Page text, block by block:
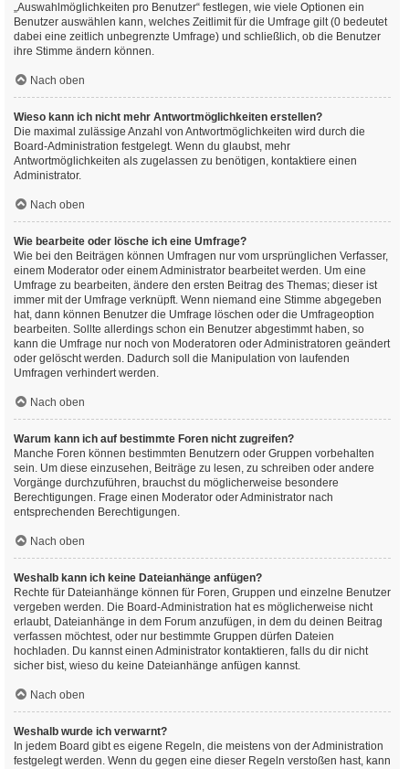
„Auswahlmöglichkeiten pro Benutzer“ festlegen, wie viele Optionen ein
Benutzer auswählen kann, welches Zeitlimit für die Umfrage gilt (0 bedeutet
dabei eine zeitlich unbegrenzte Umfrage) und schließlich, ob die Benutzer
ihre Stimme ändern können.
Nach oben
Wieso kann ich nicht mehr Antwortmöglichkeiten erstellen?
Die maximal zulässige Anzahl von Antwortmöglichkeiten wird durch die
Board-Administration festgelegt. Wenn du glaubst, mehr
Antwortmöglichkeiten als zugelassen zu benötigen, kontaktiere einen
Administrator.
Nach oben
Wie bearbeite oder lösche ich eine Umfrage?
Wie bei den Beiträgen können Umfragen nur vom ursprünglichen Verfasser,
einem Moderator oder einem Administrator bearbeitet werden. Um eine
Umfrage zu bearbeiten, ändere den ersten Beitrag des Themas; dieser ist
immer mit der Umfrage verknüpft. Wenn niemand eine Stimme abgegeben
hat, dann können Benutzer die Umfrage löschen oder die Umfrageoption
bearbeiten. Sollte allerdings schon ein Benutzer abgestimmt haben, so
kann die Umfrage nur noch von Moderatoren oder Administratoren geändert
oder gelöscht werden. Dadurch soll die Manipulation von laufenden
Umfragen verhindert werden.
Nach oben
Warum kann ich auf bestimmte Foren nicht zugreifen?
Manche Foren können bestimmten Benutzern oder Gruppen vorbehalten
sein. Um diese einzusehen, Beiträge zu lesen, zu schreiben oder andere
Vorgänge durchzuführen, brauchst du möglicherweise besondere
Berechtigungen. Frage einen Moderator oder Administrator nach
entsprechenden Berechtigungen.
Nach oben
Weshalb kann ich keine Dateianhänge anfügen?
Rechte für Dateianhänge können für Foren, Gruppen und einzelne Benutzer
vergeben werden. Die Board-Administration hat es möglicherweise nicht
erlaubt, Dateianhänge in dem Forum anzufügen, in dem du deinen Beitrag
verfassen möchtest, oder nur bestimmte Gruppen dürfen Dateien
hochladen. Du kannst einen Administrator kontaktieren, falls du dir nicht
sicher bist, wieso du keine Dateianhänge anfügen kannst.
Nach oben
Weshalb wurde ich verwarnt?
In jedem Board gibt es eigene Regeln, die meistens von der Administration
festgelegt werden. Wenn du gegen eine dieser Regeln verstoßen hast, kann